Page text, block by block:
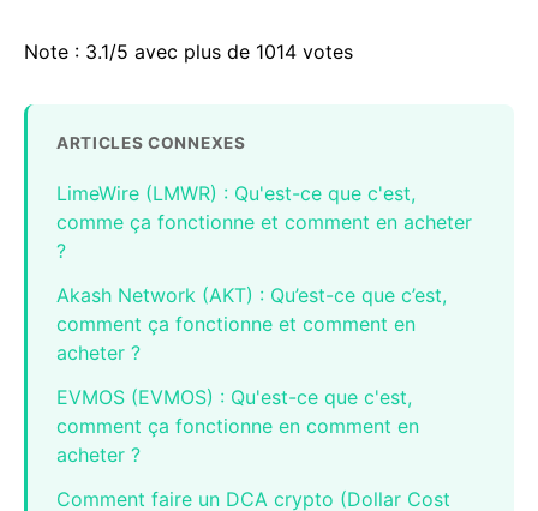
Note : 3.1/5 avec plus de 1014 votes
ARTICLES CONNEXES
LimeWire (LMWR) : Qu'est-ce que c'est,
comme ça fonctionne et comment en acheter
?
Akash Network (AKT) : Qu’est-ce que c’est,
comment ça fonctionne et comment en
acheter ?
EVMOS (EVMOS) : Qu'est-ce que c'est,
comment ça fonctionne en comment en
acheter ?
Comment faire un DCA crypto (Dollar Cost